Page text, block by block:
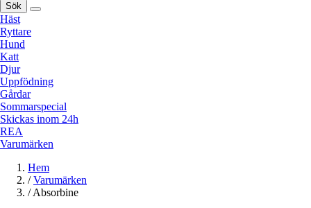
Sök
Häst
Ryttare
Hund
Katt
Djur
Uppfödning
Gårdar
Sommarspecial
Skickas inom 24h
REA
Varumärken
Hem
/ Varumärken
/ Absorbine